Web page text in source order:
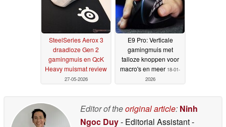
SteelSeries Aerox 3
draadloze Gen 2
gamingmuis en QcK
Heavy muismat review
27-05-2026
E9 Pro: Verticale
gamingmuis met
talloze knoppen voor
macro's en meer 18-01-
2026
Editor of theoriginal article: Ninh
Ngoc Duy- Editorial Assistant-